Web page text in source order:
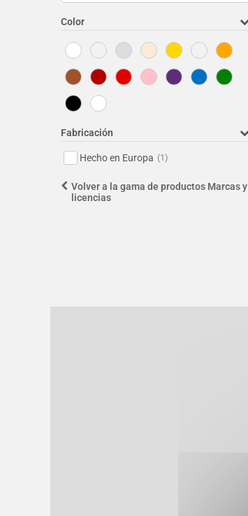
Color
Fabricación
Hecho en Europa (1)
Volver a la gama de productos Marcas y
licencias